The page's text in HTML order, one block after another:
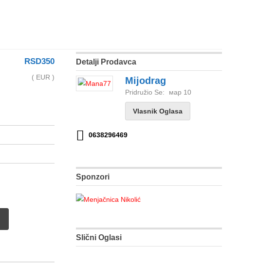
RSD350
( EUR )
Detalji Prodavca
Mijodrag
Pridružio Se: мар 10
Vlasnik Oglasa
0638296469
Sponzori
Slični Oglasi